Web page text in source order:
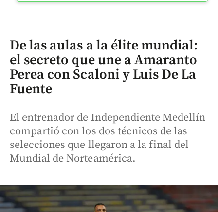
De las aulas a la élite mundial:
el secreto que une a Amaranto
Perea con Scaloni y Luis De La
Fuente
El entrenador de Independiente Medellín
compartió con los dos técnicos de las
selecciones que llegaron a la final del
Mundial de Norteamérica.